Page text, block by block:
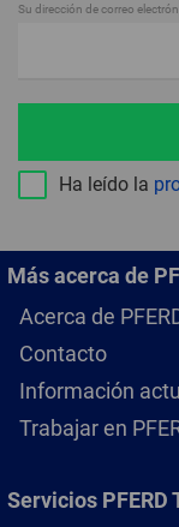
Su dirección de correo
Ha leído la
Más acerca de
Acerca de
Contacto
Información
Trabajar en
Servicios PFERD